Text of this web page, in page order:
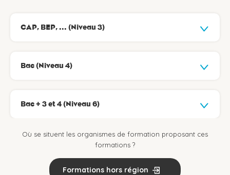
CAP, BEP, ... (Niveau 3)
Bac (Niveau 4)
Bac + 3 et 4 (Niveau 6)
Où se situent les organismes de formation proposant ces
formations ?
Formations hors région